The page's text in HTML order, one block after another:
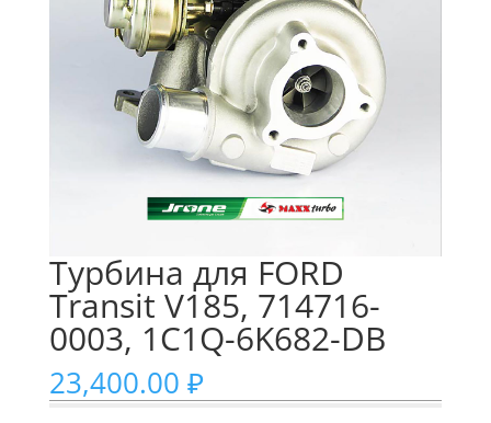
Турбина для FORD
Transit V185, 714716-
0003, 1C1Q-6K682-DB
23,400.00 ₽